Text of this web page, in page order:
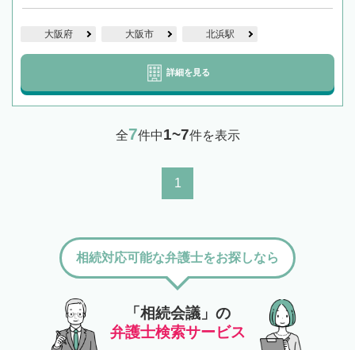
大阪府 大阪市 北浜駅
詳細を見る
全7件中1~7件を表示
1
「相続会議」の
弁護士検索サービス
相続対応可能な弁護士をお探しなら